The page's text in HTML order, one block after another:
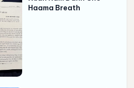
Haama Breath